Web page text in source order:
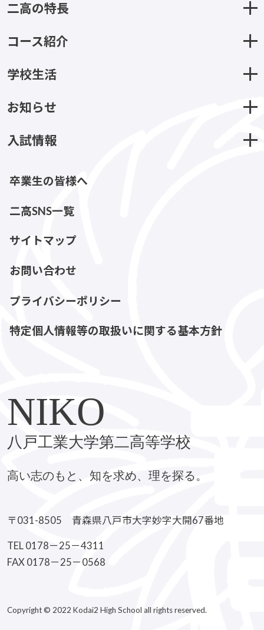
二高の特長
コース紹介
学校生活
お知らせ
入試情報
卒業生の皆様へ
二高SNS一覧
サイトマップ
お問い合わせ
プライバシーポリシー
特定個人情報等の取扱いに関する基本方針
NIKO
八戸工業大学第二高等学校
高い志のもと、知を求め、理を探る。
〒031-8505 青森県八戸市大字妙字大開67番地
TEL 0178－25－4311
FAX 0178－25－0568
Copyright © 2022 Kodai2 High School all rights reserved.